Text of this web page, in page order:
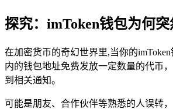
探究：imToken钱包为何突
在加密货币的奇幻世界里,当你的
内的钱包地址免费发放一定数量的代币
到相关通知。
可能是朋友、合作伙伴等熟悉的人误转